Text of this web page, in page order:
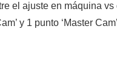
el ajuste en máquina
y 1 punto ‘Master